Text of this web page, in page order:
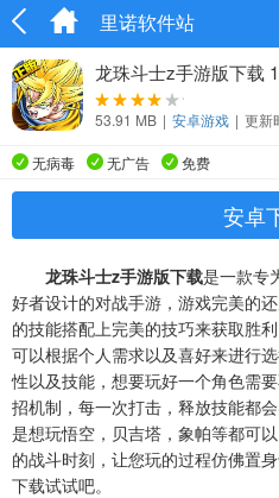
里诺软件站
龙珠斗士z手游版下载
53.91 MB | 安卓游戏 | 更新
无病毒 无广告 免费
安卓
龙珠斗士z手游版下载是一款专
好者设计的对战手游，游戏完美的
的技能搭配上完美的技巧来获取胜
可以根据个人需求以及喜好来进行
性以及技能，想要玩好一个角色需
招机制，每一次打击，释放技能都
是想玩悟空，贝吉塔，象帕等都可
的战斗时刻，让您玩的过程仿佛置
下载试试吧。